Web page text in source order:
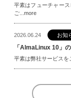
平素はフューチャー
ご...more
2026.06.24 お知
「AlmaLinux 10」
平素は弊社サービスを